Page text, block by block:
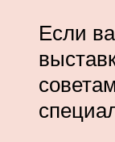
Если